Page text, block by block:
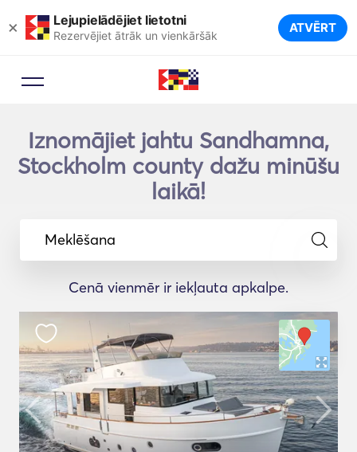
× Lejupielādējiet lietotni
Rezervējiet ātrāk un vienkāršāk ATVĒRT
Iznomājiet jahtu Sandhamna,
Stockholm county dažu minūšu
laikā!
Meklēšana
Cenā vienmēr ir iekļauta apkalpe.